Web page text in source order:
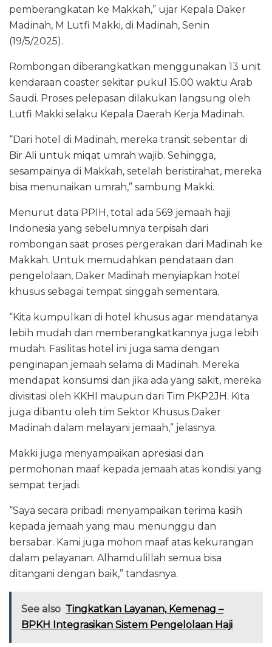
pemberangkatan ke Makkah,” ujar Kepala Daker
Madinah, M Lutfi Makki, di Madinah, Senin
(19/5/2025).
Rombongan diberangkatkan menggunakan 13 unit
kendaraan coaster sekitar pukul 15.00 waktu Arab
Saudi. Proses pelepasan dilakukan langsung oleh
Lutfi Makki selaku Kepala Daerah Kerja Madinah.
“Dari hotel di Madinah, mereka transit sebentar di
Bir Ali untuk miqat umrah wajib. Sehingga,
sesampainya di Makkah, setelah beristirahat, mereka
bisa menunaikan umrah,” sambung Makki.
Menurut data PPIH, total ada 569 jemaah haji
Indonesia yang sebelumnya terpisah dari
rombongan saat proses pergerakan dari Madinah ke
Makkah. Untuk memudahkan pendataan dan
pengelolaan, Daker Madinah menyiapkan hotel
khusus sebagai tempat singgah sementara.
“Kita kumpulkan di hotel khusus agar mendatanya
lebih mudah dan memberangkatkannya juga lebih
mudah. Fasilitas hotel ini juga sama dengan
penginapan jemaah selama di Madinah. Mereka
mendapat konsumsi dan jika ada yang sakit, mereka
divisitasi oleh KKHI maupun dari Tim PKP2JH. Kita
juga dibantu oleh tim Sektor Khusus Daker
Madinah dalam melayani jemaah,” jelasnya.
Makki juga menyampaikan apresiasi dan
permohonan maaf kepada jemaah atas kondisi yang
sempat terjadi.
“Saya secara pribadi menyampaikan terima kasih
kepada jemaah yang mau menunggu dan
bersabar. Kami juga mohon maaf atas kekurangan
dalam pelayanan. Alhamdulillah semua bisa
ditangani dengan baik,” tandasnya.
See also Tingkatkan Layanan, Kemenag –
BPKH Integrasikan Sistem Pengelolaan Haji